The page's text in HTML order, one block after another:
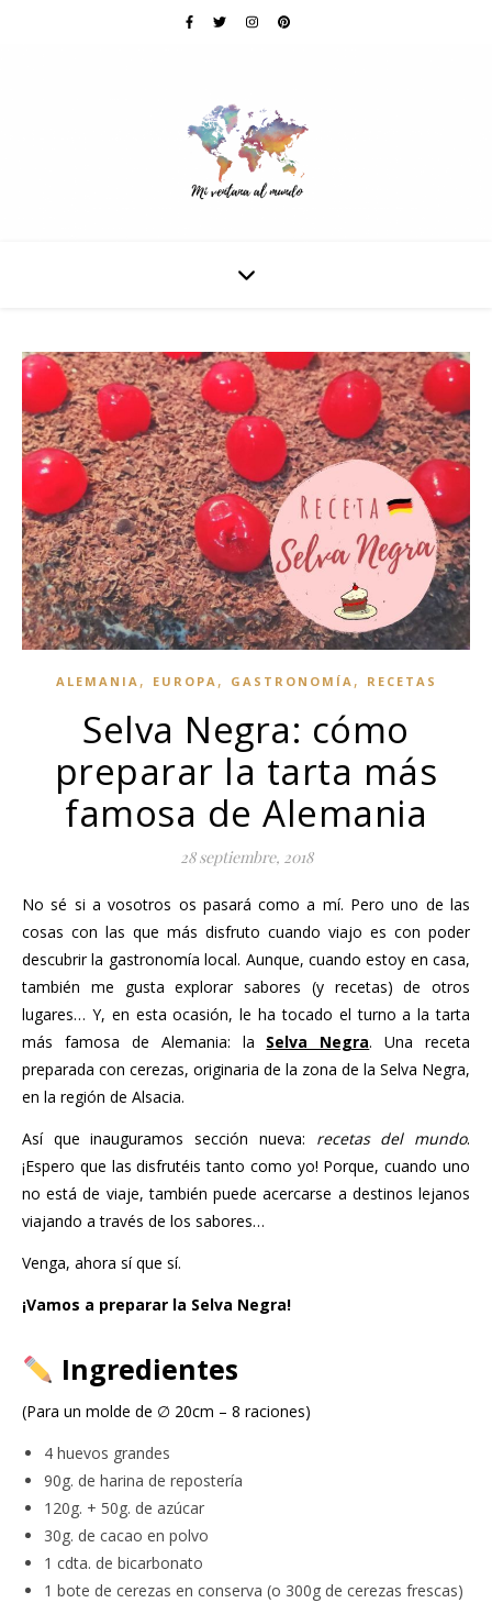
ALEMANIA , EUROPA , GASTRONOMÍA , RECETAS
Selva Negra: cómo
preparar la tarta más
famosa de Alemania
28 septiembre, 2018
No sé si a vosotros os pasará como a mí. Pero uno de las
cosas con las que más disfruto cuando viajo es con poder
descubrir la gastronomía local. Aunque, cuando estoy en casa,
también me gusta explorar sabores (y recetas) de otros
lugares… Y, en esta ocasión, le ha tocado el turno a la tarta
más famosa de Alemania: la Selva Negra. Una receta
preparada con cerezas, originaria de la zona de la Selva Negra,
en la región de Alsacia.
Así que inauguramos sección nueva: recetas del mundo.
¡Espero que las disfrutéis tanto como yo! Porque, cuando uno
no está de viaje, también puede acercarse a destinos lejanos
viajando a través de los sabores…
Venga, ahora sí que sí.
¡Vamos a preparar la Selva Negra!
Ingredientes
(Para un molde de ∅ 20cm – 8 raciones)
4 huevos grandes
90g. de harina de repostería
120g. + 50g. de azúcar
30g. de cacao en polvo
1 cdta. de bicarbonato
1 bote de cerezas en conserva (o 300g de cerezas frescas)